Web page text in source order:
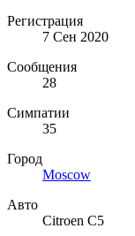
Регистрация
7 Сен 2020
Сообщения
28
Симпатии
35
Город
Moscow
Авто
Citroen C5